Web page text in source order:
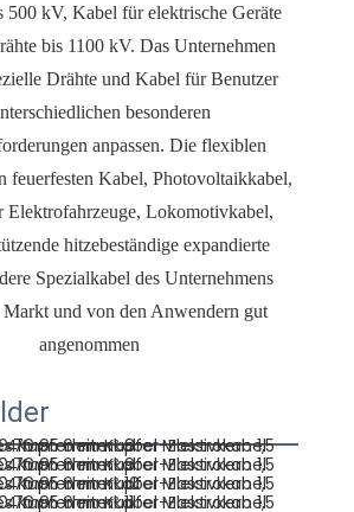
500 kV, Kabel für elektrische Geräte
bis 1100 kV. Das Unternehmen
Drähte und Kabel für Benutzer
besonderen
anpassen. Die flexiblen
feuerfesten Kabel, Photovoltaikkabel,
Elektrofahrzeuge, Lokomotivkabel,
hitzebeständige expandierte
Spezialkabel des Unternehmens
und von den Anwendern gut